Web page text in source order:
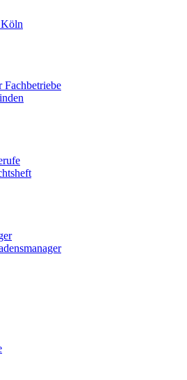
Fachbetriebe